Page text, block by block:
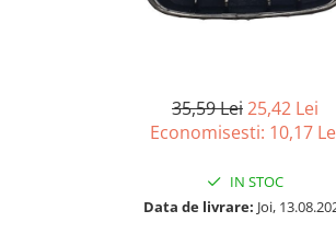
35,59 Lei25,42 Lei
Economisesti: 10,17
IN STOC
Data de livrare: Joi,